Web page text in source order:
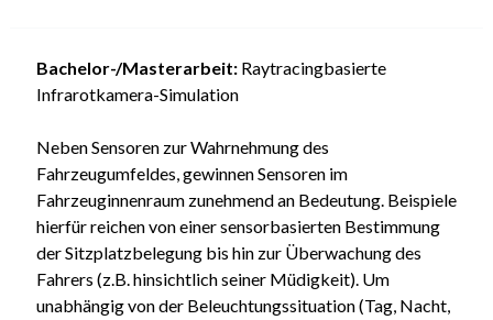
Bachelor-/Masterarbeit:Raytracingbasierte
Infrarotkamera-Simulation
Neben Sensoren zur Wahrnehmung des
Fahrzeugumfeldes, gewinnen Sensoren im
Fahrzeuginnenraum zunehmend an Bedeutung. Beispiele
hierfür reichen von einer sensorbasierten Bestimmung
der Sitzplatzbelegung bis hin zur Überwachung des
Fahrers (z.B. hinsichtlich seiner Müdigkeit). Um
unabhängig von der Beleuchtungssituation (Tag, Nacht,